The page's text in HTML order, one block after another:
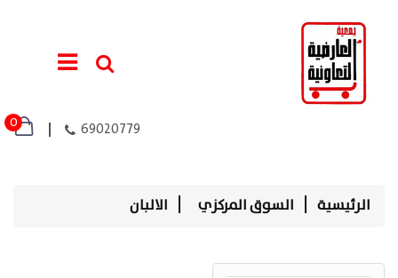
69020779
0
الرئيسية السوق المركزي الالبان